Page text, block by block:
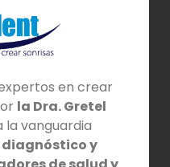
en crear
la Dra. Gretel
la vanguardia
y